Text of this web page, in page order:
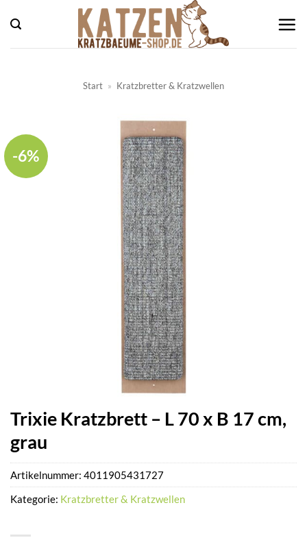
Inhalt
springen
Start » Kratzbretter & Kratzwellen
-6%
Trixie Kratzbrett – L 70 x B 17 cm,
grau
Artikelnummer: 4011905431727
Kategorie: Kratzbretter & Kratzwellen